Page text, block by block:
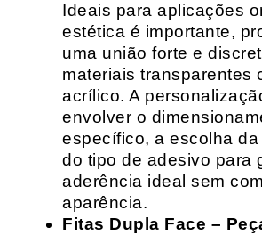
Ideais para aplicações
estética é importante,
uma união forte e
materiais transparentes
acrílico. A
envolver o
específico, a escolha
do tipo de adesivo para
aderência ideal sem
aparência.
Fitas Dupla Face –